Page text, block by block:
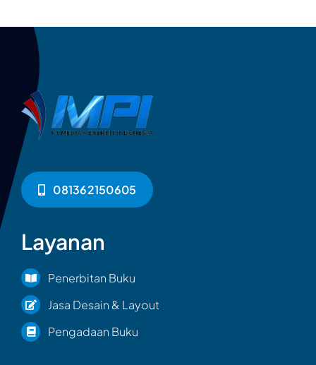
081362150605
Layanan
Penerbitan Buku
Jasa Desain & Layout
Pengadaan Buku